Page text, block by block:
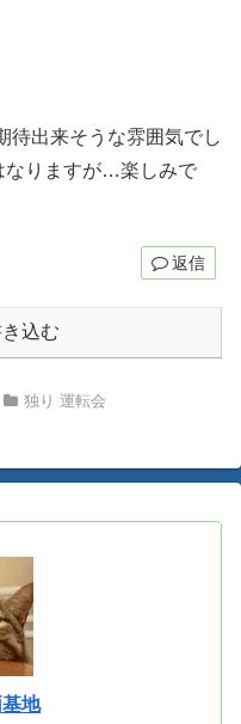
待出来そうな雰囲気でし
なりますが…楽しみで
返信
込む
独り 運転会
地